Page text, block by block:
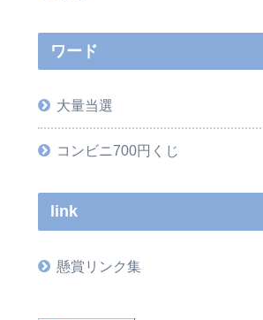
ワード
大量当選
コンビニ700円くじ
link
懸賞リンク集